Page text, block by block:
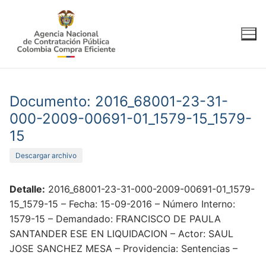
contenido
Documento: 2016_68001-23-31-
000-2009-00691-01_1579-15_1579-
15
Descargar archivo
Detalle: 2016_68001-23-31-000-2009-00691-01_1579-
15_1579-15 – Fecha: 15-09-2016 – Número Interno:
1579-15 – Demandado: FRANCISCO DE PAULA
SANTANDER ESE EN LIQUIDACION – Actor: SAUL
JOSE SANCHEZ MESA – Providencia: Sentencias –